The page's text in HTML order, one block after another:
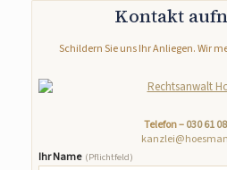
Kontakt
Schildern Sie uns Ihr Anliegen. Wir
Telefon –030 61
Ihr Name (Pflichtfeld)